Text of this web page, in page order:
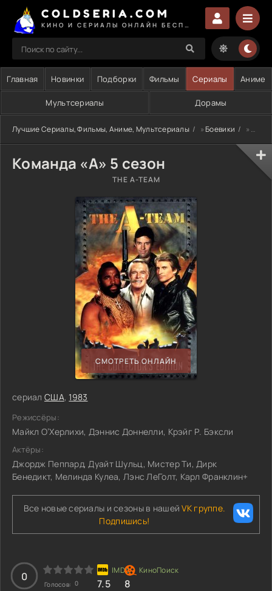
COLDSERIA.COM
Главная Новинки Подборки Фильмы Сериалы Аниме
Мультсериалы Дорамы
Лучшие Сериалы, Фильмы, Аниме, Мультсериалы »Боевики » Команда «А» 5 сезон
Команда «А» 5 сезон
THE A-TEAM
СМОТРЕТЬ ОНЛАЙН
сериал США,1983
Режиссёры:
Майкл О’Херлихи, Дэннис Доннелли, Крэйг Р. Бэксли
Актёры:
Джордж Пеппард, Дуайт Шульц, Мистер Ти, Дирк
Бенедикт, Мелинда Кулеа, Лэнс ЛеГолт, Карл Франклин+
Все новые сериалы и сезоны в нашейVK группе.
Подпишись!
0
Голосов: 0 7.5 8